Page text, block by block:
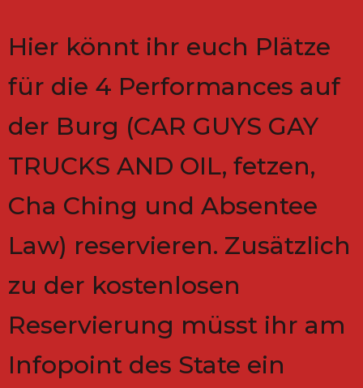
Hier könnt ihr euch Plätze
für die 4 Performances auf
der Burg (CAR GUYS GAY
TRUCKS AND OIL, fetzen,
Cha Ching und Absentee
Law) reservieren. Zusätzlich
zu der kostenlosen
Reservierung müsst ihr am
Infopoint des State ein